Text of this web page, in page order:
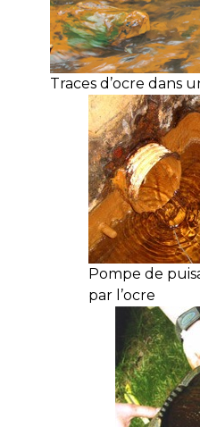
Traces d’ocre dans
Pompe de
par l’ocre